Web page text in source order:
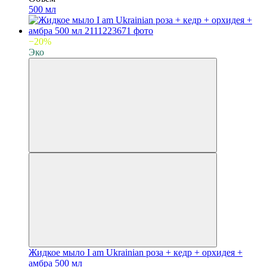
500 мл
−20%
Эко
Жидкое мыло I am Ukrainian роза + кедр + орхидея +
амбра 500 мл